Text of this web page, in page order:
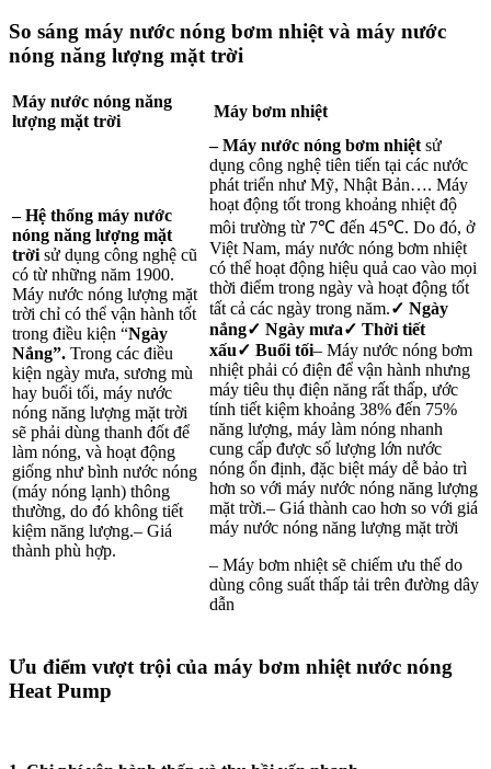
So sáng máy nước nóng bơm nhiệt và máy nước
nóng năng lượng mặt trời
Máy nước nóng năng
lượng mặt trời
Máy bơm nhiệt
–Hệ thống máy nước
nóng năng lượng mặt
trời sử dụng công nghệ cũ
có từ những năm 1900.
Máy nước nóng lượng mặt
trời chỉ có thể vận hành tốt
trong điều kiện “Ngày
Nắng”. Trong các điều
kiện ngày mưa, sương mù
hay buổi tối, máy nước
nóng năng lượng mặt trời
sẽ phải dùng thanh đốt để
làm nóng, và hoạt động
giống như bình nước nóng
(máy nóng lạnh) thông
thường, do đó không tiết
kiệm năng lượng.– Giá
thành phù hợp.
–Máy nước nóng bơm nhiệt sử
dụng công nghệ tiên tiến tại các nước
phát triển như Mỹ, Nhật Bản…. Máy
hoạt động tốt trong khoảng nhiệt độ
môi trường từ 7℃ đến 45℃. Do đó, ở
Việt Nam, máy nước nóng bơm nhiệt
có thể hoạt động hiệu quả cao vào mọi
thời điểm trong ngày và hoạt động tốt
tất cả các ngày trong năm.✓ Ngày
nắng✓ Ngày mưa✓ Thời tiết
xấu✓ Buổi tối– Máy nước nóng bơm
nhiệt phải có điện để vận hành nhưng
máy tiêu thụ điện năng rất thấp, ước
tính tiết kiệm khoảng 38% đến 75%
năng lượng, máy làm nóng nhanh
cung cấp được số lượng lớn nước
nóng ổn định, đặc biệt máy dễ bảo trì
hơn so với máy nước nóng năng lượng
mặt trời.– Giá thành cao hơn so với giá
máy nước nóng năng lượng mặt trời
– Máy bơm nhiệt sẽ chiếm ưu thế do
dùng công suất thấp tải trên đường dây
dẫn
Ưu điểm vượt trội của máy bơm nhiệt nước nóng
Heat Pump